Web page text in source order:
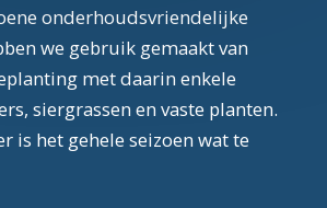
onderhoudsvriendelijke
we gebruik gemaakt van
met daarin enkele
siergrassen en vaste planten.
is het gehele seizoen wat te